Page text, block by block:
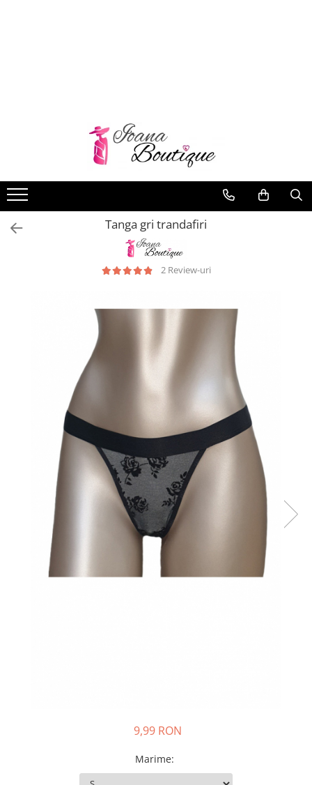
Chiloti clasici
Chiloti tanga
Compleuri & body-uriTanga gri trandafiri
2 Review-uri
9,99 RON
Marime: